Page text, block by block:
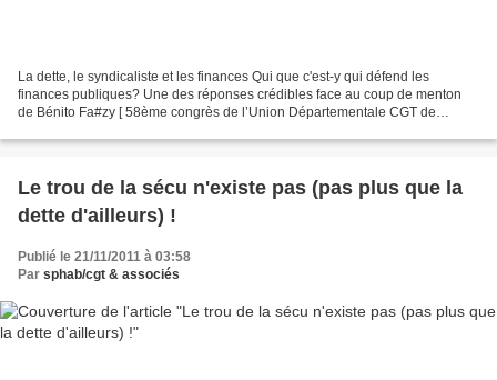
La dette, le syndicaliste et les finances Qui que c'est-y qui défend les
finances publiques? Une des réponses crédibles face au coup de menton
de Bénito Fa#zy [ 58ème congrès de l’Union Départementale CGT de
Le trou de la sécu n'existe pas (pas plus que la
dette d'ailleurs) !
Publié le 21/11/2011 à 03:58
Par sphab/cgt & associés